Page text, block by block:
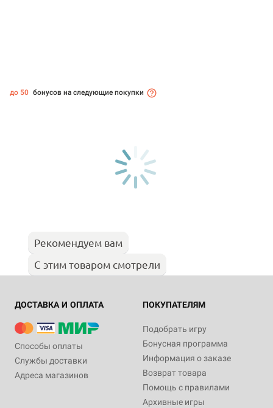
до 50 бонусов на следующие покупки
Рекомендуем вам
С этим товаром смотрели
ДОСТАВКА И ОПЛАТА
Способы оплаты
Службы доставки
Адреса магазинов
ПОКУПАТЕЛЯМ
Подобрать игру
Бонусная программа
Информация о заказе
Возврат товара
Помощь с правилами
Архивные игры